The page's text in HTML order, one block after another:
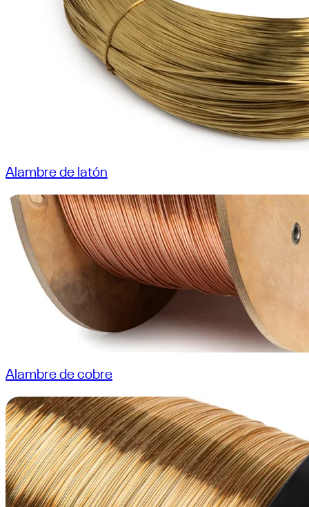
Alambre de latón
Alambre de cobre